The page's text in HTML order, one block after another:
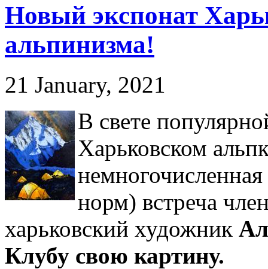
Новый экспонат
альпинизма!
21 January, 2021
В свете
Харьковском
норм) встреча
харьковский художник
Клубу свою картину.